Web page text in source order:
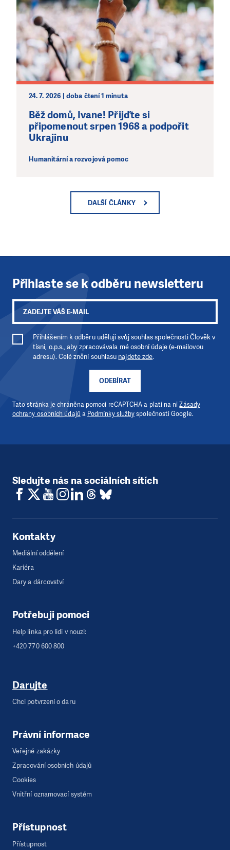
24. 7. 2026 | doba čtení 1 minuta
Běž domů, Ivane! Přijďte si
připomenout srpen 1968 a podpořit
Ukrajinu
Humanitární a rozvojová pomoc
DALŠÍ ČLÁNKY
Přihlaste se k odběru newsletteru
ODEBÍRAT
Přihlášením k odběru uděluji svůj souhlas společnosti Člověk v
tísni, o.p.s., aby zpracovávala mé osobní údaje (e-mailovou
adresu). Celé znění souhlasu najdete zde.
Tato stránka je chráněna pomocí reCAPTCHA a platí na niZásady
ochrany osobních údajů a Podmínky službyspolečnosti Google.
Sledujte nás na sociálních sítích
Kontakty
Mediální oddělení
Kariéra
Dary a dárcovství
Potřebuji pomoci
Help linka pro lidi v nouzi:
+420 770 600 800
Darujte
Chci potvrzení o daru
Právní informace
Veřejné zakázky
Zpracování osobních údajů
Cookies
Vnitřní oznamovací systém
Přístupnost
Přístupnost